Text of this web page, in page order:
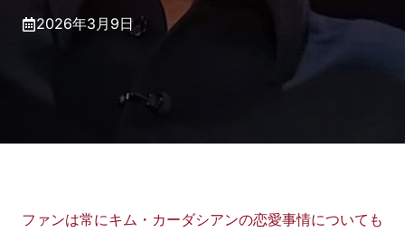
2026年3月9日
ファンは常にキム・カーダシアンの恋愛事情についても